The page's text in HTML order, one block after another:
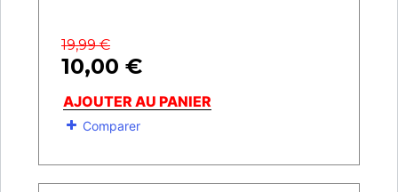
19,99€
10,00 €
AJOUTER AU PANIER
Comparer